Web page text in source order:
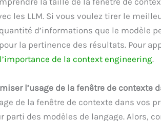
les LLM. Si vous voulez tirer le
d’informations que le modèle
la pertinence des résultats. Pour
l’importance de la context engineering.
l’usage de la fenêtre de contexte
de la fenêtre de contexte dans vos
parti des modèles de langage. Alors,